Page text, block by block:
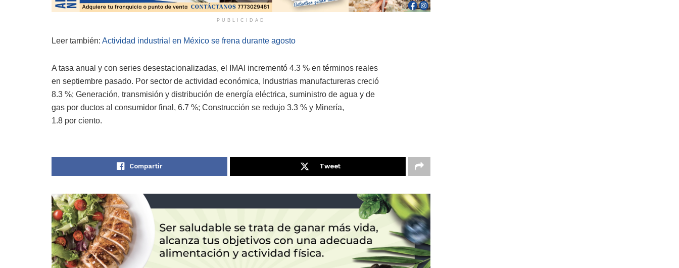
PUBLICIDAD
Leer también: Actividad industrial en México se frena durante agosto
A tasa anual y con series desestacionalizadas, el IMAI incrementó 4.3 % en términos reales
en septiembre pasado. Por sector de actividad económica, Industrias manufactureras creció
8.3 %; Generación, transmisión y distribución de energía eléctrica, suministro de agua y de
gas por ductos al consumidor final, 6.7 %; Construcción se redujo 3.3 % y Minería,
1.8 por ciento.
Compartir Tweet